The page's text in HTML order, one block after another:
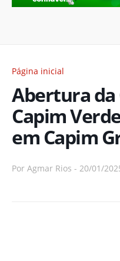
Página inicial
Abertura da
Capim
em Capim
Por Agmar Rios - 20/01/